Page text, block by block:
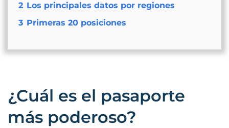
2 Los principales datos por regiones
3 Primeras 20 posiciones
¿Cuál es el pasaporte
más poderoso?